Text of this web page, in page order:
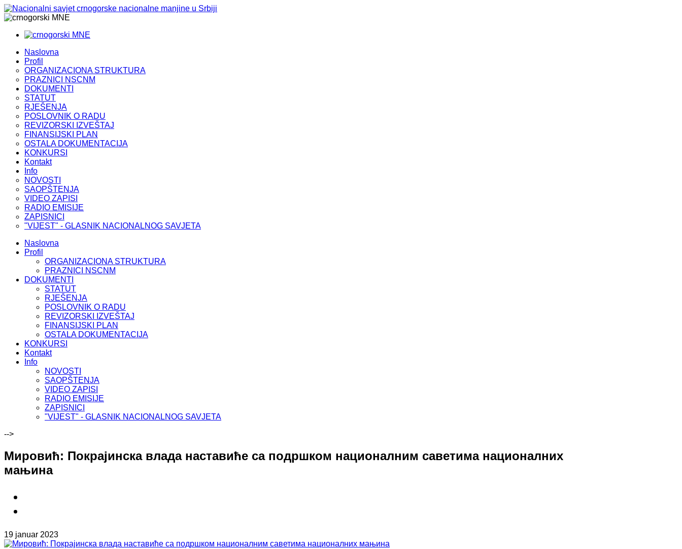
MNE
MNE
Naslovna
Profil
ORGANIZACIONA STRUKTURA
PRAZNICI NSCNM
DOKUMENTI
STATUT
RJEŠENJA
POSLOVNIK O RADU
REVIZORSKI IZVEŠTAJ
FINANSIJSKI PLAN
OSTALA DOKUMENTACIJA
KONKURSI
Kontakt
Info
NOVOSTI
SAOPŠTENJA
VIDEO ZAPISI
RADIO EMISIJE
ZAPISNICI
"VIJEST" - GLASNIK NACIONALNOG SAVJETA
Naslovna
Profil
ORGANIZACIONA STRUKTURA
PRAZNICI NSCNM
DOKUMENTI
STATUT
RJEŠENJA
POSLOVNIK O RADU
REVIZORSKI IZVEŠTAJ
FINANSIJSKI PLAN
OSTALA DOKUMENTACIJA
KONKURSI
Kontakt
Info
NOVOSTI
SAOPŠTENJA
VIDEO ZAPISI
RADIO EMISIJE
ZAPISNICI
"VIJEST" - GLASNIK NACIONALNOG SAVJETA
-->
Мировић: Покрајинска влада наставиће са подршком националним саветима националних
мањина
19 januar 2023